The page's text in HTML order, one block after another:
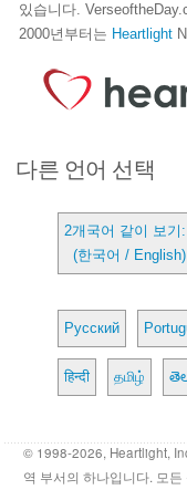
있습니다.
2000년부터는 Heartlight
다른 언어 선택
2개국어 같이 보기:
(한국어 / English)
Русский
हिन्दी தமிழ்
© 1998-2026, Heartlight,
역 부서의 하나입니다. 모